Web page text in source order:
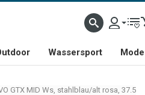
Wassersport
GTX MID Ws, stahlblau/alt rosa, 37.5